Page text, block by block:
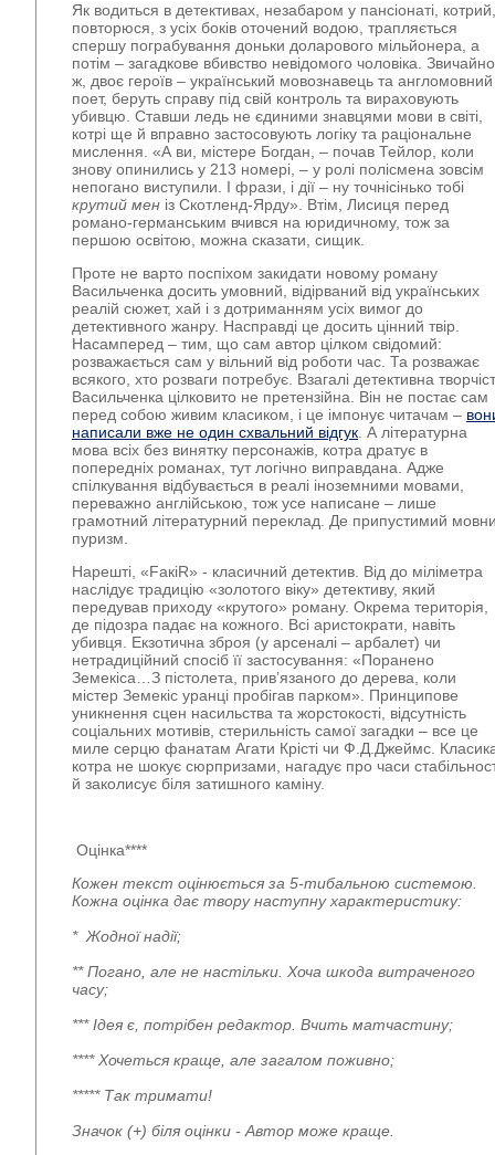
Як водиться в детективах, незабаром у пансіонаті, котрий,
повторюся, з усіх боків оточений водою, трапляється
спершу пограбування доньки доларового мільйонера, а
потім – загадкове вбивство невідомого чоловіка. Звичайно
ж, двоє героїв – український мовознавець та англомовний
поет, беруть справу під свій контроль та вираховують
убивцю. Ставши ледь не єдиними знавцями мови в світі,
котрі ще й вправно застосовують логіку та раціональне
мислення. «А ви, містере Богдан, – почав Тейлор, коли
знову опинились у 213 номері, – у ролі полісмена зовсім
непогано виступили. І фрази, і дії – ну точнісінько тобі
крутий мен із Скотленд-Ярду». Втім, Лисиця перед
романо-германським вчився на юридичному, тож за
першою освітою, можна сказати, сищик.
Проте не варто поспіхом закидати новому роману
Васильченка досить умовний, відірваний від українських
реалій сюжет, хай і з дотриманням усіх вимог до
детективного жанру. Насправді це досить цінний твір.
Насамперед – тим, що сам автор цілком свідомий:
розважається сам у вільний від роботи час. Та розважає
всякого, хто розваги потребує. Взагалі детективна
Васильченка цілковито не претензійна. Він не постає сам
перед собою живим класиком, і це імпонує читачам –
написали вже не один схвальний відгук . А літературна
мова всіх без винятку персонажів, котра дратує в
попередніх романах, тут логічно виправдана. Адже
спілкування відбувається в реалі іноземними мовами,
переважно англійською, тож усе написане – лише
грамотний літературний переклад. Де припустимий
пуризм.
Нарешті, «FaкiR» - класичний детектив. Від до міліметра
наслідує традицію «золотого віку» детективу, який
передував приходу «крутого» роману. Окрема територія,
де підозра падає на кожного. Всі аристократи, навіть
убивця. Екзотична зброя (у арсеналі – арбалет) чи
нетрадиційний спосіб її застосування: «Поранено
Земекіса…З пістолета, прив’язаного до дерева, коли
містер Земекіс уранці пробігав парком». Принципове
уникнення сцен насильства та жорстокості, відсутність
соціальних мотивів, стерильність самої загадки – все це
миле серцю фанатам Агати Крісті чи Ф.Д.Джеймс.
котра не шокує сюрпризами, нагадує про часи
й заколисує біля затишного каміну.
Оцінка****
Кожен текст оцінюється за 5-тибальною системою.
Кожна оцінка дає твору наступну характеристику:
* Жодної надії;
** Погано, але не настільки. Хоча шкода витраченого
часу;
*** Ідея є, потрібен редактор. Вчить матчастину;
**** Хочеться краще, але загалом поживно;
***** Так тримати!
Значок (+) біля оцінки - Автор може краще.